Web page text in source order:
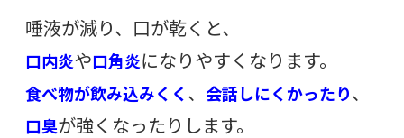
唾液が減り、口が乾くと、
口内炎や口角炎になりやすくなります。
食べ物が飲み込みくく 、 会話しにく かったり、
口臭が強くなったりします。